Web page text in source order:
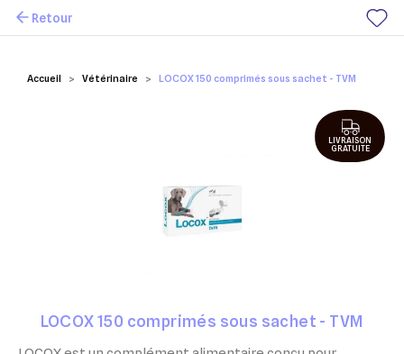
Mes favoris
Accueil Vétérinaire LOCOX 150 comprimés sous sachet - TVM
Retour
LOCOX 150 comprimés sous sachet - TVM
LIVRAISON
GRATUITE